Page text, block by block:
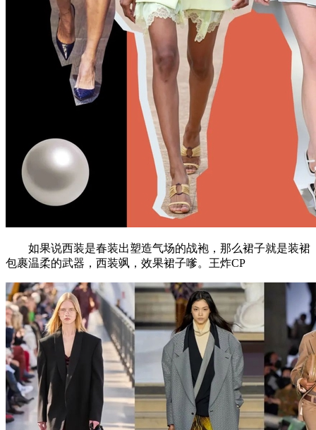
如果说西装是春装出塑造气场的战袍，那么裙子就是装裙
包裹温柔的武器，西装飒，效果裙子嗲。王炸CP